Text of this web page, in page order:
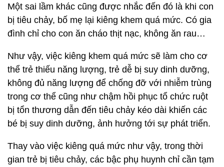
Một sai lầm khác cũng được nhắc đến đó là khi con
bị tiêu chảy, bố mẹ lại kiêng khem quá mức. Có gia
đình chỉ cho con ăn cháo thịt nạc, không ăn rau…
Như vậy, việc kiêng khem quá mức sẽ làm cho cơ
thể trẻ thiếu năng lượng, trẻ dễ bị suy dinh dưỡng,
không đủ năng lượng để chống đỡ với nhiễm trùng
trong cơ thể cũng như chậm hồi phục tổ chức ruột
bị tổn thương dẫn đến tiêu chảy kéo dài khiến các
bé bị suy dinh dưỡng, ảnh hưởng tới sự phát triển.
Thay vào việc kiêng quá mức như vậy, trong thời
gian trẻ bị tiêu chảy, các bậc phụ huynh chỉ cần tạm